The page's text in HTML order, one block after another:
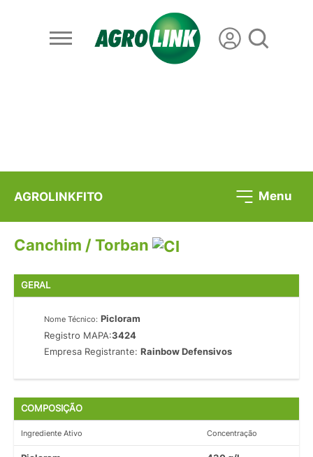
AGROLINKFITO Menu
Canchim / Torban
GERAL
Nome Técnico: Picloram
Registro MAPA:3424
Empresa Registrante:Rainbow Defensivos
COMPOSIÇÃO
Ingrediente Ativo Concentração